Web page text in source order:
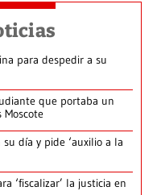
para despedir a su
que portaba un
día y pide ‘auxilio a la
‘fiscalizar’ la justicia en